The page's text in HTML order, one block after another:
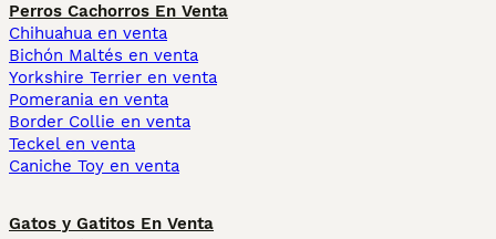
Perros Cachorros En Venta
Chihuahua en venta
Bichón Maltés en venta
Yorkshire Terrier en venta
Pomerania en venta
Border Collie en venta
Teckel en venta
Caniche Toy en venta
Gatos y Gatitos En Venta